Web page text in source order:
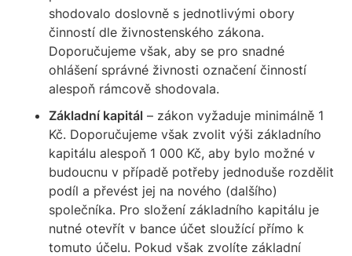
shodovalo doslovně s jednotlivými obory
činností dle živnostenského zákona.
Doporučujeme však, aby se pro snadné
ohlášení správné živnosti označení činností
alespoň rámcově shodovala.
Základní kapitál – zákon vyžaduje minimálně 1
Kč. Doporučujeme však zvolit výši základního
kapitálu alespoň 1 000 Kč, aby bylo možné v
budoucnu v případě potřeby jednoduše rozdělit
podíl a převést jej na nového (dalšího)
společníka. Pro složení základního kapitálu je
nutné otevřít v bance účet sloužící přímo k
tomuto účelu. Pokud však zvolíte základní